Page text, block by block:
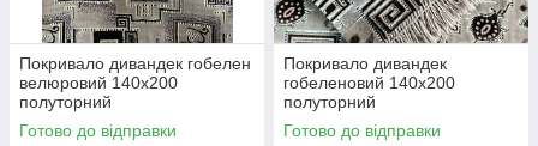
Покривало дивандек гобелен
велюровий 140х200
полуторний
Готово до відправки
Покривало дивандек
гобеленовий 140х200
полуторний
Готово до відправки